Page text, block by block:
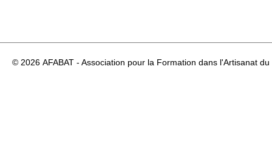
© 2026 AFABAT - Association pour la Formation dans l'Artisanat du